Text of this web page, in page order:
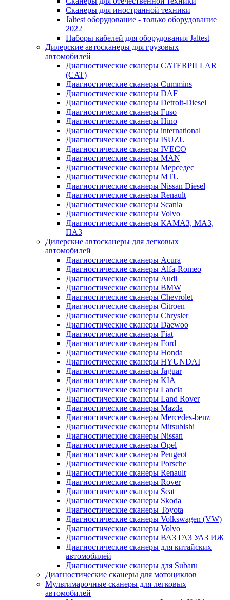
Сканеры для иностранной техники
Jaltest оборудование - только оборудование
2022
Наборы кабелей для оборудования Jaltest
Дилерские автосканеры для грузовых
автомобилей
Диагностические сканеры CATERPILLAR
(CAT)
Диагностические сканеры Cummins
Диагностические сканеры DAF
Диагностические сканеры Detroit-Diesel
Диагностические сканеры Fuso
Диагностические сканеры Hino
Диагностические сканеры international
Диагностические сканеры ISUZU
Диагностические сканеры IVECO
Диагностические сканеры MAN
Диагностические сканеры Мерседес
Диагностические сканеры MTU
Диагностические сканеры Nissan Diesel
Диагностические сканеры Renault
Диагностические сканеры Scania
Диагностические сканеры Volvo
Диагностические сканеры КАМАЗ, МАЗ,
ПАЗ
Дилерские автосканеры для легковых
автомобилей
Диагностические сканеры Acura
Диагностические сканеры Alfa-Romeo
Диагностические сканеры Audi
Диагностические сканеры BMW
Диагностические сканеры Chevrolet
Диагностические сканеры Citroen
Диагностические сканеры Chrysler
Диагностические сканеры Daewoo
Диагностические сканеры Fiat
Диагностические сканеры Ford
Диагностические сканеры Honda
Диагностические сканеры HYUNDAI
Диагностические сканеры Jaguar
Диагностические сканеры KIA
Диагностические сканеры Lancia
Диагностические сканеры Land Rover
Диагностические сканеры Mazda
Диагностические сканеры Mercedes-benz
Диагностические сканеры Mitsubishi
Диагностические сканеры Nissan
Диагностические сканеры Opel
Диагностические сканеры Peugeot
Диагностические сканеры Porsche
Диагностические сканеры Renault
Диагностические сканеры Rover
Диагностические сканеры Seat
Диагностические сканеры Skoda
Диагностические сканеры Toyota
Диагностические сканеры Volkswagen (VW)
Диагностические сканеры Volvo
Диагностические сканеры ВАЗ ГАЗ УАЗ ИЖ
Диагностические сканеры для китайских
автомобилей
Диагностические сканеры для Subaru
Диагностические сканеры для мотоциклов
Мультимарочные сканеры для легковых
автомобилей